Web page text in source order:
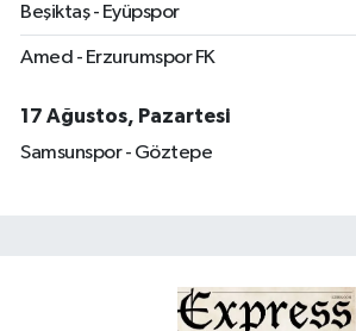
Beşiktaş - Eyüpspor
Amed - Erzurumspor FK
17 Ağustos, Pazartesi
Samsunspor - Göztepe